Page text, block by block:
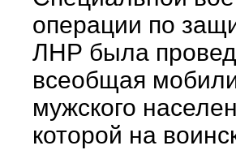
операции по
ЛНР была
всеобщая
мужского
которой на